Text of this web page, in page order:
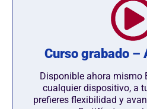
Curso grabado –
Disponible ahora mismo
cualquier dispositivo, a
prefieres flexibilidad y